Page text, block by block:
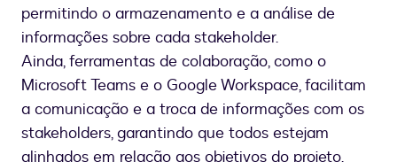
permitindo o armazenamento e a análise de
informações sobre cada stakeholder.
Ainda, ferramentas de colaboração, como o
Microsoft Teams e o Google Workspace, facilitam
a comunicação e a troca de informações com os
stakeholders, garantindo que todos estejam
alinhados em relação aos objetivos do projeto.